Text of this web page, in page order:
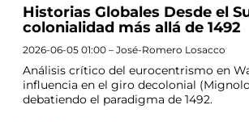
Historias Globales Desde el
colonialidad más allá de 1492
2026-06-05 01:00 – José-Romero Losacco
Análisis crítico del eurocentrismo en
influencia en el giro decolonial
debatiendo el paradigma de 1492.